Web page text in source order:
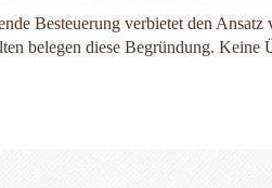
Besteuerung verbietet den
belegen diese Begründung. Keine